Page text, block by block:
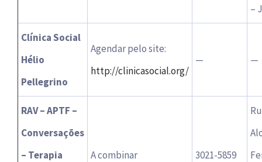
–
Clínica Social
Hélio
Pellegrino
Agendar pelo site:
http://clinicasocial.org/
— —
RAV – APTF –
Conversações
– Terapia
A combinar 3021-5859